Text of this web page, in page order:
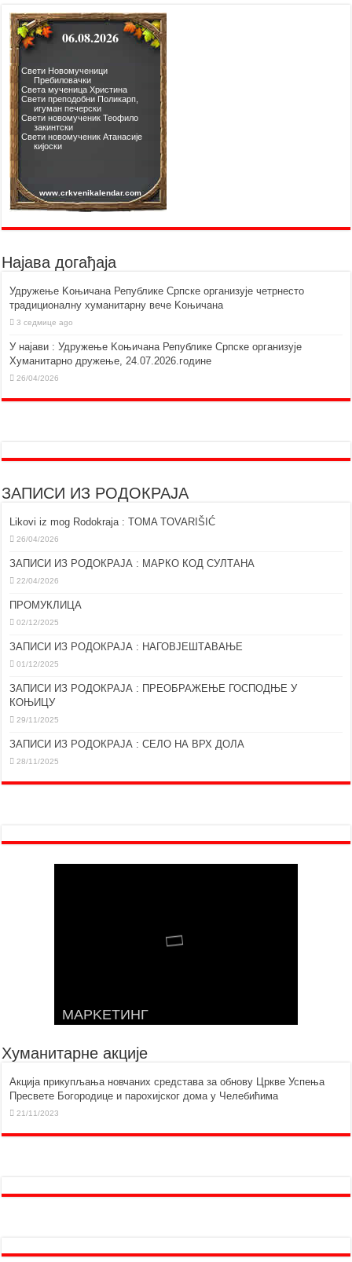
Најава догађаја
Удружење Kоњичана Републике Српске организује четрнесто
традиционалну хуманитарну вече Kоњичана
3 седмице ago
У најави : Удружење Kоњичана Републике Српске организује
Хуманитарно дружење, 24.07.2026.године
26/04/2026
ЗАПИСИ ИЗ РОДОКРАЈА
Likovi iz mog Rodokraja : TOMA TOVARIŠIĆ
26/04/2026
ЗАПИСИ ИЗ РОДОКРАЈА : МАРКО КОД СУЛТАНА
22/04/2026
ПРОМУКЛИЦА
02/12/2025
ЗАПИСИ ИЗ РОДОКРАЈА : НАГОВЈЕШТАВАЊЕ
01/12/2025
ЗАПИСИ ИЗ РОДОКРАЈА : ПРЕОБРАЖЕЊЕ ГОСПОДЊЕ У
КОЊИЦУ
29/11/2025
ЗАПИСИ ИЗ РОДОКРАЈА : СЕЛО НА ВРХ ДОЛА
28/11/2025
МАРKЕТИНГ
Хуманитарне акције
Aкција прикупљања новчаних средстава за обнову Цркве Успења
Пресвете Богородице и парохијског дома у Челебићима
21/11/2023